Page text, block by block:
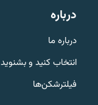
درباره
درباره ما
انتخاب کنید و بشنوید
فیلترشکن‌ها